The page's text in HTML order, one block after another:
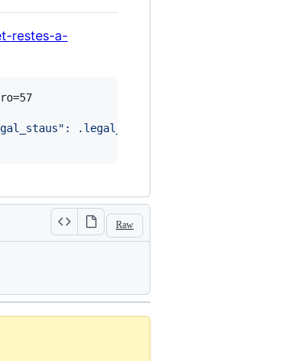
restes-a-
.legal_status, "postcode":
Raw